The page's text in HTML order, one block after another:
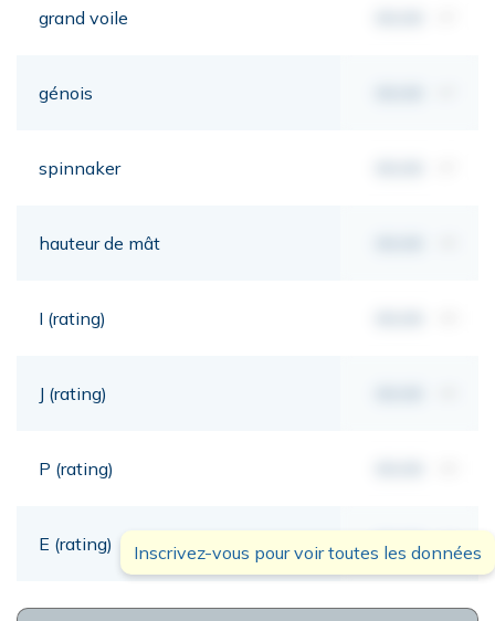
grand voile
génois
spinnaker
hauteur de mât
I (rating)
J (rating)
P (rating)
E (rating) 00,00
Inscrivez-vous pour voir toutes les données